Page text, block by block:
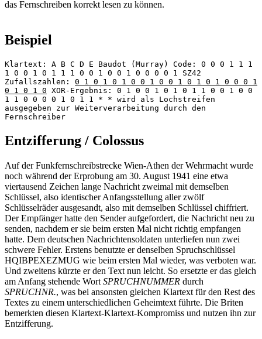
das Fernschreiben korrekt lesen zu können.
Beispiel
Klartext: A B C D E Baudot (Murray) Code: 0 0 0 1 1 1
1 0 0 1 0 1 1 1 0 0 1 0 0 1 0 0 0 0 1 SZ42
Zufallszahlen: 0 1 0 1 0 1 0 0 1 0 0 1 0 1 0 1 0 0 0 1
0 1 0 1 0 XOR-Ergebnis: 0 1 0 0 1 0 1 0 1 1 0 0 1 0 0
1 1 0 0 0 0 1 0 1 1 * * wird als Lochstreifen
ausgegeben zur Weiterverarbeitung durch den
Fernschreiber
Entzifferung / Colossus
Auf der Funkfernschreibstrecke Wien-Athen der Wehrmacht wurde
noch während der Erprobung am 30. August 1941 eine etwa
viertausend Zeichen lange Nachricht zweimal mit demselben
Schlüssel, also identischer Anfangsstellung aller zwölf
Schlüsselräder ausgesandt, also mit demselben Schlüssel chiffriert.
Der Empfänger hatte den Sender aufgefordert, die Nachricht neu zu
senden, nachdem er sie beim ersten Mal nicht richtig empfangen
hatte. Dem deutschen Nachrichtensoldaten unterliefen nun zwei
schwere Fehler. Erstens benutzte er denselben Spruchschlüssel
HQIBPEXEZMUG wie beim ersten Mal wieder, was verboten war.
Und zweitens kürzte er den Text nun leicht. So ersetzte er das gleich
am Anfang stehende Wort SPRUCHNUMMER durch
SPRUCHNR., was bei ansonsten gleichen Klartext für den Rest des
Textes zu einem unterschiedlichen Geheimtext führte. Die Briten
bemerkten diesen Klartext-Klartext-Kompromiss und nutzen ihn zur
Entzifferung.